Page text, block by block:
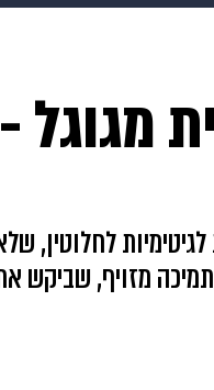
לחלוטין,
מזויף, שביקש